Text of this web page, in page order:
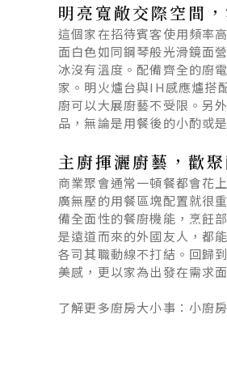
明亮寬敞交際空間
這個家在招待賓客使用頻率
面白色如同鋼琴般光滑鏡面
冰沒有溫度。配備齊全的廚
家。明火爐台與IH感應爐搭
廚可以大展廚藝不受限。另
品，無論是用餐後的小酌或
主廚揮灑廚藝，歡
商業聚會通常一頓餐都會花
廣無壓的用餐區塊配置就很
備全面性的餐廚機能，烹飪
是遠道而來的外國友人，都
各司其職動線不打結。回歸
美感，更以家為出發在需求
了解更多廚房大小事： 小廚